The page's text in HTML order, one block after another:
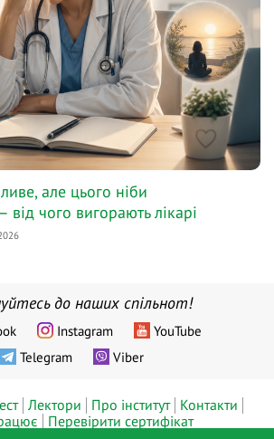
але цього ніби
чого вигорають лікарі
до наших спільнот!
Instagram
YouTube
Telegram
Viber
Лектори Про інститут Контакти
Перевірити сертифікат